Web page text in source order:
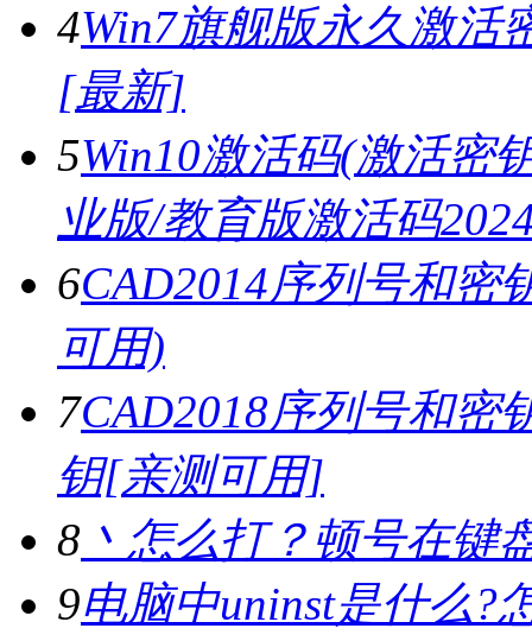
4Win7旗舰版永久激活
[最新]
5Win10激活码(激活密
业版/教育版激活码
6CAD2014序列号和密
可用)
7CAD2018序列号和密
钥[亲测可用]
8 丶怎么打？顿号在键
9电脑中uninst是什么?